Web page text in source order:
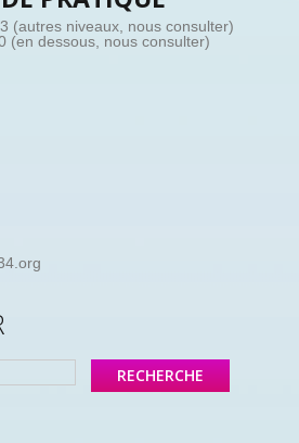
(autres niveaux, nous consulter)
(en dessous, nous consulter)